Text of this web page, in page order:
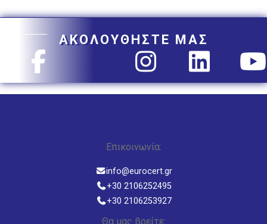
ΑΚΟΛΟΥΘΗΣΤΕ ΜΑΣ
Επικοινωνία:
info@eurocert.gr
+30 2106252495
+30 2106253927
Θα μας βρείτε: